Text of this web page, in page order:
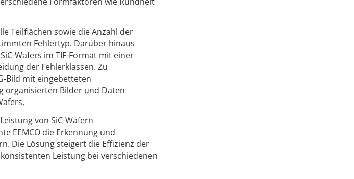
Teilflächen sowie die Anzahl der
Fehlertyp. Darüber hinaus
Wafers im TIF-Format mit einer
der Fehlerklassen. Zu
Bild mit eingebetteten
organisierten Bilder und Daten
von SiC-Wafern
EEMCO die Erkennung und
Die Lösung steigert die Effizienz der
Leistung bei verschiedenen